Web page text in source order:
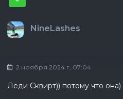
NineLashes
2 ноября 2024 г, 07:04
Леди Сквирт)) потому что она)